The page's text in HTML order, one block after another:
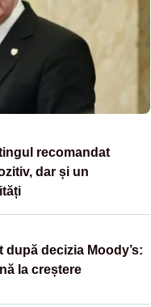
recomandat
dar și un
decizia Moody’s:
la creștere